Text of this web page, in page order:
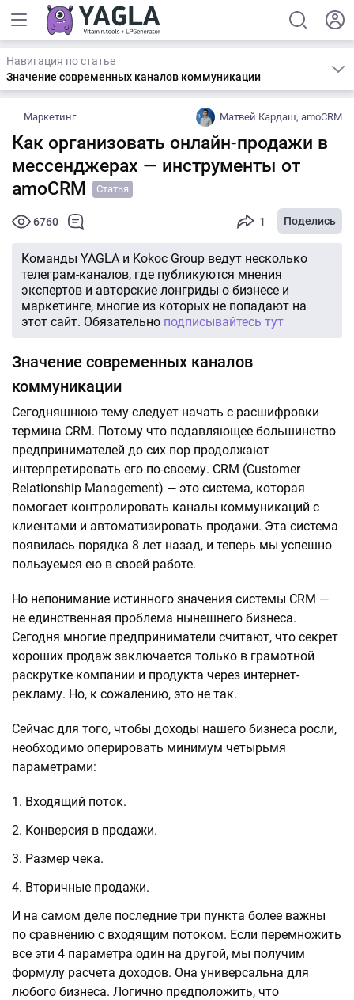
Навигация по статье
Значение современных каналов коммуникации
Маркетинг Матвей Кардаш, amoCRM
Как организовать онлайн-продажи в
мессенджерах — инструменты от
amoCRM
Статья
6760 1 Поделись
Команды YAGLA и Kokoc Group ведут несколько
телеграм-каналов, где публикуются мнения
экспертов и авторские лонгриды о бизнесе и
маркетинге, многие из которых не попадают на
этот сайт. Обязательно подписывайтесь тут
Значение современных каналов
коммуникации
Сегодняшнюю тему следует начать с расшифровки
термина CRM. Потому что подавляющее большинство
предпринимателей до сих пор продолжают
интерпретировать его по-своему. CRM (Customer
Relationship Management) — это система, которая
помогает контролировать каналы коммуникаций с
клиентами и автоматизировать продажи. Эта система
появилась порядка 8 лет назад, и теперь мы успешно
пользуемся ею в своей работе.
Но непонимание истинного значения системы CRM —
не единственная проблема нынешнего бизнеса.
Сегодня многие предприниматели считают, что секрет
хороших продаж заключается только в грамотной
раскрутке компании и продукта через интернет-
рекламу. Но, к сожалению, это не так.
Сейчас для того, чтобы доходы нашего бизнеса росли,
необходимо оперировать минимум четырьмя
параметрами:
Входящий поток.
Конверсия в продажи.
Размер чека.
Вторичные продажи.
И на самом деле последние три пункта более важны
по сравнению с входящим потоком. Если перемножить
все эти 4 параметра один на другой, мы получим
формулу расчета доходов. Она универсальна для
любого бизнеса. Логично предположить, что